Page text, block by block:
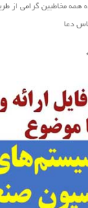
همه مخاطبین گرامی از
دعا